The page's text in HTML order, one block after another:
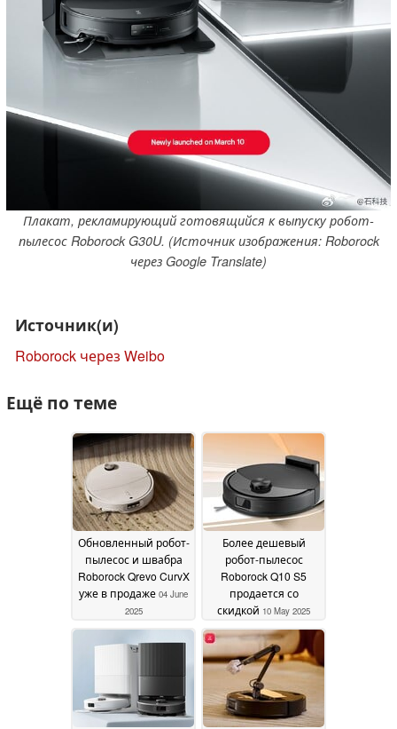
Плакат, рекламирующий готовящийся к выпуску робот-
пылесос Roborock G30U. (Источник изображения: Roborock
через Google Translate)
Источник(и)
Roborock через Weibo
Ещё по теме
Обновленный робот-
пылесос и швабра
Roborock Qrevo CurvX
уже в продаже 04 June
2025
Более дешевый
робот-пылесос
Roborock Q10 S5
продается со
скидкой 10 May 2025